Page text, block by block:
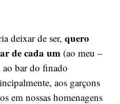
deixar de ser, quero
de cada um (ao meu –
ao bar do finado
aos garçons
em nossas homenagens